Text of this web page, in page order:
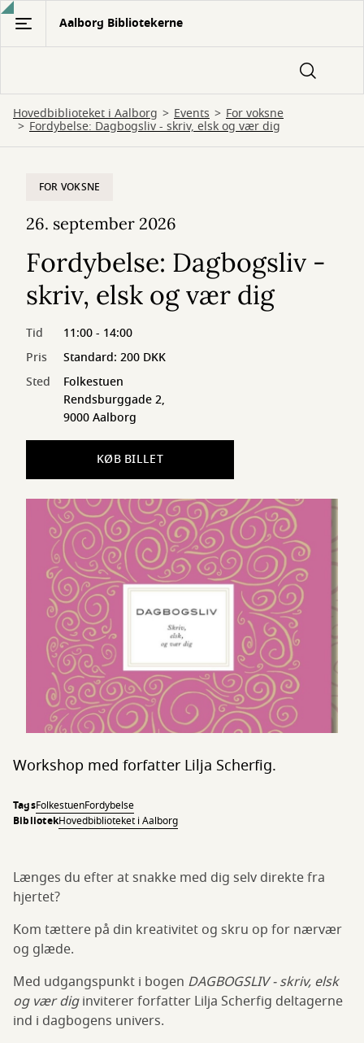
Gå
hovedindhold
Aalborg Bibliotekerne
Hovedbiblioteket i Aalborg Events For voksne
Fordybelse: Dagbogsliv - skriv, elsk og vær dig
FOR VOKSNE
26. september 2026
Fordybelse: Dagbogsliv -
skriv, elsk og vær dig
Tid
11:00 - 14:00
Pris
Standard: 200 DKK
Sted
Folkestuen
Rendsburggade 2,
9000 Aalborg
KØB BILLET
Workshop med forfatter Lilja Scherfig.
TagsFolkestuenFordybelse
BibliotekHovedbiblioteket i Aalborg
Længes du efter at snakke med dig selv direkte fra
hjertet?
Kom tættere på din kreativitet og skru op for nærvær
og glæde.
Med udgangspunkt i bogen DAGBOGSLIV - skriv, elsk
og vær diginviterer forfatter Lilja Scherfig deltagerne
ind i dagbogens univers.